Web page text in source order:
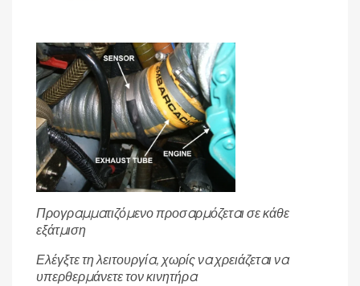
Προγραμματιζόμενο προσαρμόζεται σε κάθε
εξάτμιση
Ελέγξτε τη λειτουργία, χωρίς να χρειάζεται να
υπερθερμάνετε τον κινητήρα